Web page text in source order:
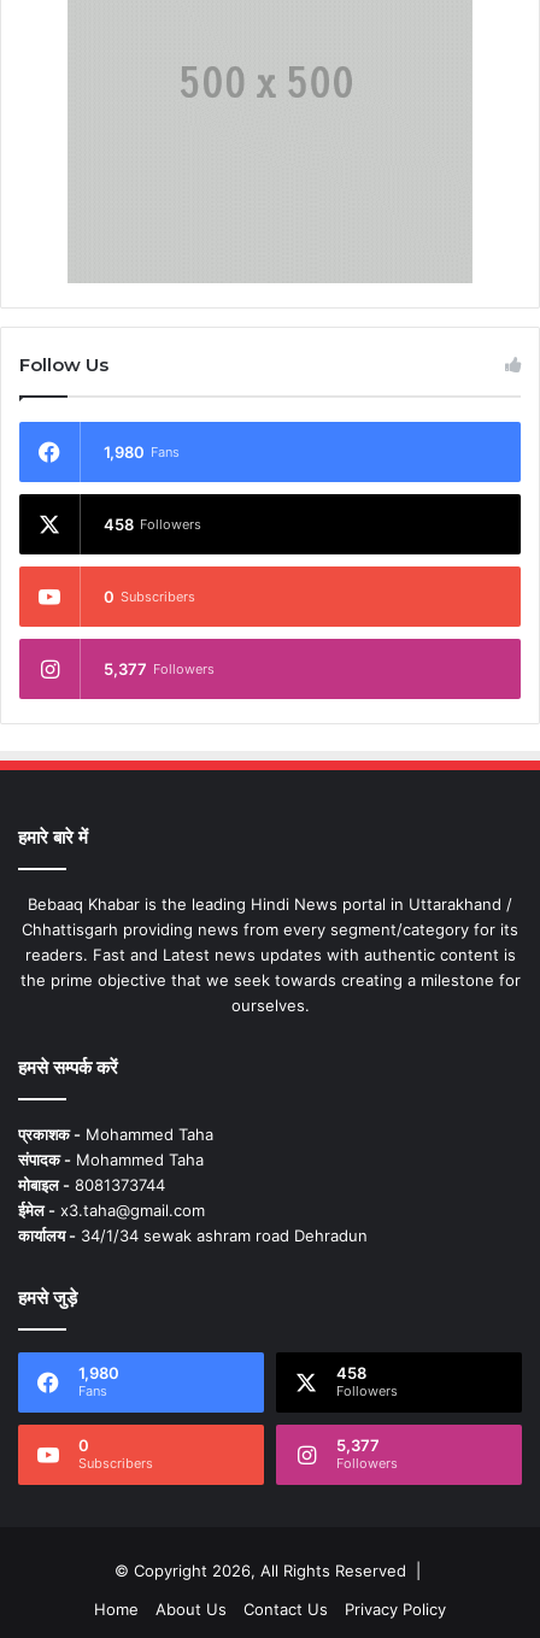
Follow Us
1,980 Fans
458 Followers
0 Subscribers
5,377 Followers
हमारे बारे में
Bebaaq Khabar is the leading Hindi News portal in Uttarakhand /
Chhattisgarh providing news from every segment/category for its
readers. Fast and Latest news updates with authentic content is
the prime objective that we seek towards creating a milestone for
ourselves.
हमसे सम्पर्क करें
प्रकाशक - Mohammed Taha
संपादक - Mohammed Taha
मोबाइल - 8081373744
ईमेल - x3.taha@gmail.com
कार्यालय - 34/1/34 sewak ashram road Dehradun
हमसे जुड़े
1,980
Fans
458
Followers
0
Subscribers
5,377
Followers
© Copyright 2026, All Rights Reserved |
Home
About Us Contact Us Privacy Policy